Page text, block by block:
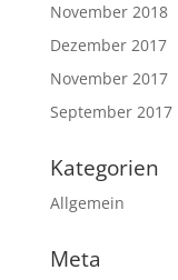
November 2018
Dezember 2017
November 2017
September 2017
Kategorien
Allgemein
Meta